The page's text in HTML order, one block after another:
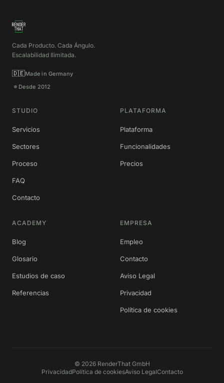
Cada Producto. Cada Ángulo.
Escalabilidad Ilimitada.
🇩🇪Made in Germany
Desde 2012
STUDIO
Servicios
Sectores
Proceso
FAQ
Contacto
PLATAFORMA
Plataforma
Funcionalidades
Precios
ACADEMY
Blog
Glosario
Estudios de caso
Referencias
EMPRESA
Empleo
Contacto
Aviso Legal
Privacidad
Política de cookies
© 2026RenderThat GmbH
PrivacidadPolítica de cookiesAviso LegalContacto